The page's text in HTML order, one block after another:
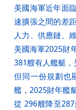
美國海軍近年面
速擴張之間的差
人力、供應鏈、
美國海軍2025財
381艘有人艦艇，
但同一份規劃也
艦，2025財年艦
從 296艘降至